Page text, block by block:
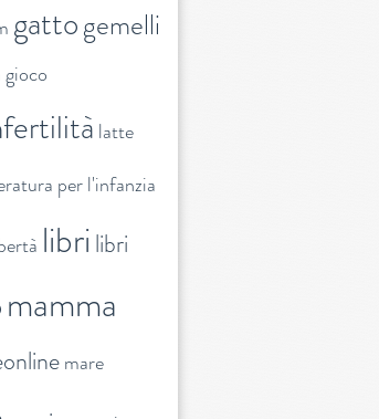
gattogemelli
gioco
latte
per l'infanzia
libri libri
mamma
mare